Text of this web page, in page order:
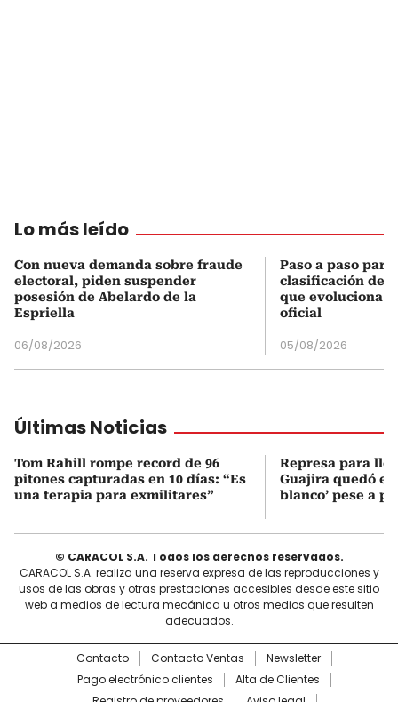
Lo más leído
Con nueva demanda sobre fraude
electoral, piden suspender
posesión de Abelardo de la
Espriella
06/08/2026
Paso a paso
clasificación del
que evoluciona
oficial
05/08/2026
Últimas Noticias
Tom Rahill rompe record de 96
pitones capturadas en 10 días: “Es
una terapia para exmilitares”
Represa para
Guajira quedó en
blanco’ pese a
© CARACOL S.A. Todos los derechos reservados.
CARACOL S.A. realiza una reserva expresa de las reproducciones y
usos de las obras y otras prestaciones accesibles desde este sitio
web a medios de lectura mecánica u otros medios que resulten
adecuados.
Contacto Contacto Ventas
Newsletter
Pago electrónico clientes
Alta de Clientes